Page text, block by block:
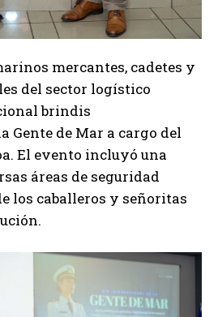
mercantes, cadetes y
del sector logístico
brindis
Gente de Mar a cargo del
El evento incluyó una
áreas de seguridad
los caballeros y señoritas